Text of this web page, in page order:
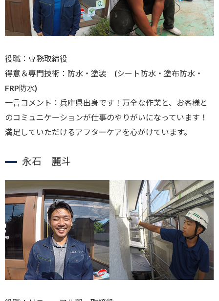
役職：専務取締役
得意＆専門技術：防水・塗装 (シート防水・塗布防水・
FRP防水)
一言コメント：兵庫県出身です！万全な作業と、お客様と
のコミュニケーションが仕事のやりがいになっています！
満足していただけるアフターケアを心がけています。
永石 麗斗